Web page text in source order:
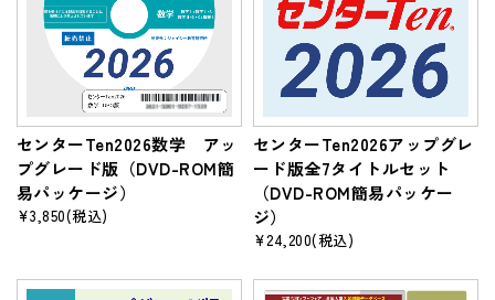
センターTen2026数学 アッ
プグレード版（DVD-ROM簡
易パッケージ）
¥3,850(税込)
センターTen2026アップグレ
ード版全7タイトルセット
（DVD-ROM簡易パッケー
ジ）
¥24,200(税込)